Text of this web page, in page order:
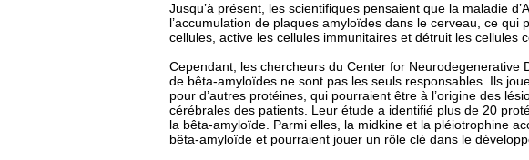
Jusqu’à présent, les scientifiques pensaient que la maladie
l’accumulation de plaques amyloïdes dans le cerveau, ce qui
cellules, active les cellules immunitaires et détruit les cellules
Cependant, les chercheurs du Center for Neurodegenerative
de bêta-amyloïdes ne sont pas les seuls responsables. Ils
pour d’autres protéines, qui pourraient être à l’origine des
cérébrales des patients. Leur étude a identifié plus de 20
la bêta-amyloïde. Parmi elles, la midkine et la pléiotrophine
bêta-amyloïde et pourraient jouer un rôle clé dans le